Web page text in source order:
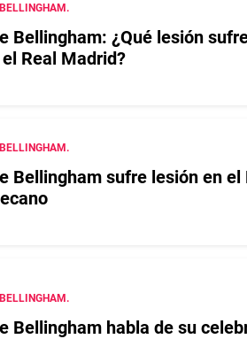
Bellingham: ¿Qué lesión
Real Madrid?
Bellingham sufre lesión en el
Bellingham habla de su